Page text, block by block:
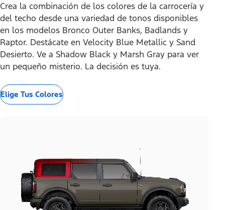
Crea la combinación de los colores de la carrocería y
del techo desde una variedad de tonos disponibles
en los modelos Bronco Outer Banks, Badlands y
Raptor. Destácate en Velocity Blue Metallic y Sand
Desierto. Ve a Shadow Black y Marsh Gray para ver
un pequeño misterio. La decisión es tuya.
Elige Tus Colores